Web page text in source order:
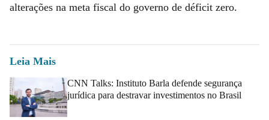
alterações na meta fiscal do governo de déficit zero.
Leia Mais
CNN Talks: Instituto Barla defende segurança
jurídica para destravar investimentos no Brasil